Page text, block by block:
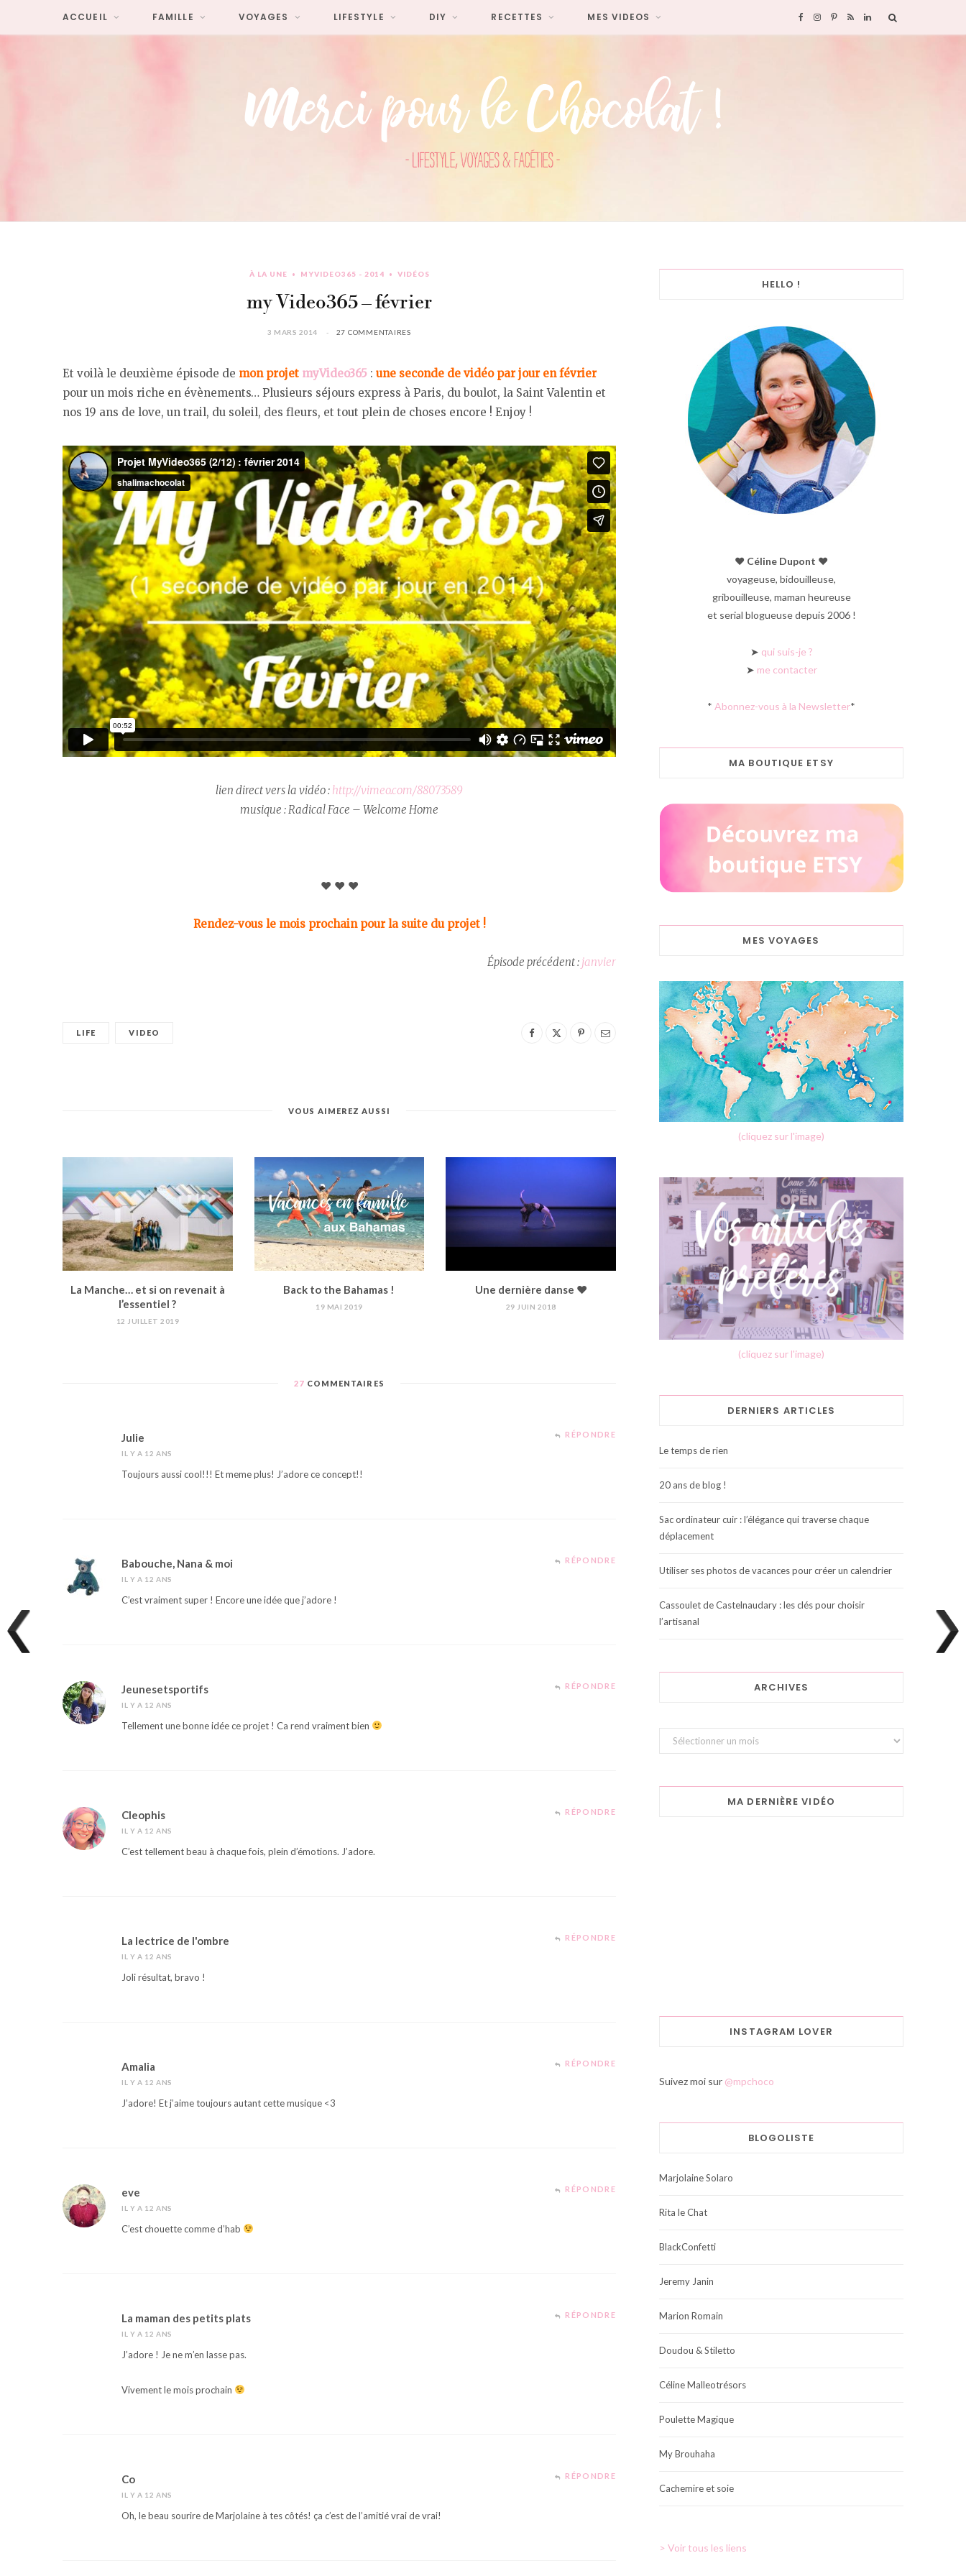
F
o
I
r
P
e
R L
I
ACCUEIL FAMILLE VOYAGES LIFESTYLE DIY RECETTES MES VIDEOS
À LA UNE MYVIDEO365 - 2014 VIDÉOS
my Video365 – février
3 MARS 2014 27 COMMENTAIRES
Et voilà le deuxième épisode de mon projet myVideo365 : une seconde de vidéo par jour en février
pour un mois riche en évènements… Plusieurs séjours express à Paris, du boulot, la Saint Valentin et
nos 19 ans de love, un trail, du soleil, des fleurs, et tout plein de choses encore ! Enjoy !
lien direct vers la vidéo : http://vimeo.com/88073589
musique : Radical Face – Welcome Home
♥ ♥ ♥
Rendez-vous le mois prochain pour la suite du projet !
Épisode précédent : janvier
LIFE VIDEO
VOUS AIMEREZ AUSSI
La Manche… et si on revenait à
l’essentiel ?
12 JUILLET 2019
Back to the Bahamas !
19 MAI 2019
Une dernière danse ♥︎
29 JUIN 2018
27 COMMENTAIRES
Julie
IL Y A 12 ANS
RÉPONDRE
Toujours aussi cool!!! Et meme plus! J’adore ce concept!!
Babouche, Nana & moi
IL Y A 12 ANS
RÉPONDRE
C’est vraiment super ! Encore une idée que j’adore !
Jeunesetsportifs
IL Y A 12 ANS
RÉPONDRE
Tellement une bonne idée ce projet ! Ca rend vraiment bien
Cleophis
IL Y A 12 ANS
RÉPONDRE
C’est tellement beau à chaque fois, plein d’émotions. J’adore.
La lectrice de l'ombre
IL Y A 12 ANS
RÉPONDRE
Joli résultat, bravo !
Amalia
IL Y A 12 ANS
RÉPONDRE
J’adore! Et j’aime toujours autant cette musique <3
eve
IL Y A 12 ANS
RÉPONDRE
C’est chouette comme d’hab
La maman des petits plats
IL Y A 12 ANS
RÉPONDRE
J’adore ! Je ne m’en lasse pas.
Vivement le mois prochain
Co
IL Y A 12 ANS
RÉPONDRE
Oh, le beau sourire de Marjolaine à tes côtés! ça c’est de l’amitié vrai de vrai!
HELLO !
♥︎ Céline Dupont ♥︎
voyageuse, bidouilleuse,
gribouilleuse, maman heureuse
et serial blogueuse depuis 2006 !
➤ qui suis-je ?
➤ me contacter
* Abonnez-vous à la Newsletter*
MA BOUTIQUE ETSY
MES VOYAGES
(cliquez sur l'image)
(cliquez sur l'image)
DERNIERS ARTICLES
Le temps de rien
20 ans de blog !
Sac ordinateur cuir : l’élégance qui traverse chaque
déplacement
Utiliser ses photos de vacances pour créer un calendrier
Cassoulet de Castelnaudary : les clés pour choisir
l’artisanal
ARCHIVES
Archives
MA DERNIÈRE VIDÉO
INSTAGRAM LOVER
Suivez moi sur @mpchoco
BLOGOLISTE
Marjolaine Solaro
Rita le Chat
BlackConfetti
Jeremy Janin
Marion Romain
Doudou & Stiletto
Céline Malleotrésors
Poulette Magique
My Brouhaha
Cachemire et soie
> Voir tous les liens